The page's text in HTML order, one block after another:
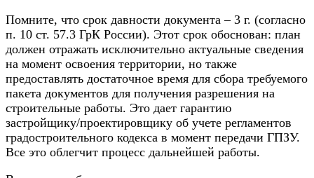
Помните, что срок давности документа – 3 г. (согласно
п. 10 ст. 57.3 ГрК России). Этот срок обоснован: план
должен отражать исключительно актуальные сведения
на момент освоения территории, но также
предоставлять достаточное время для сбора требуемого
пакета документов для получения разрешения на
строительные работы. Это дает гарантию
застройщику/проектировщику об учете регламентов
градостроительного кодекса в момент передачи ГПЗУ.
Все это облегчит процесс дальнейшей работы.